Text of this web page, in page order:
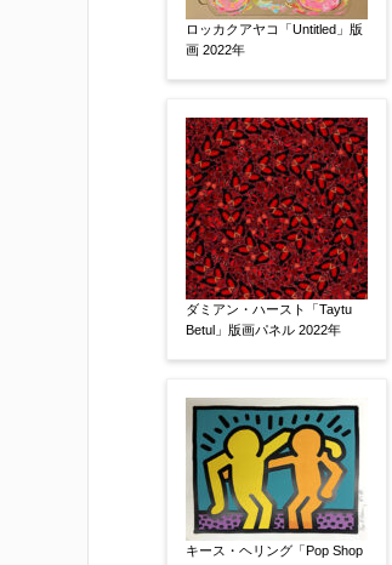
添付画像 【任意】
※添付画像は5MBまで
※追加や複数点ある場
もお送り頂けます。
お客様情報をご入力
ロッカクアヤコ「Untitled」版
画 2022年
ダミアン・ハースト「Taytu
Betul」版画パネル 2022年
キース・ヘリング「Pop Shop